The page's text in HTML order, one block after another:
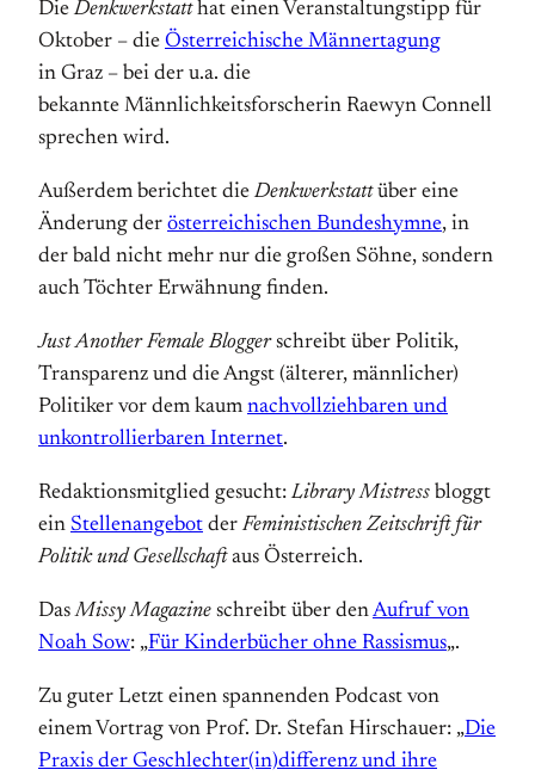
Die Denkwerkstatthat einen Veranstaltungstipp für
Oktober – die Österreichische Männertagung
in Graz – bei der u.a. die
bekannte Männlichkeitsforscherin Raewyn Connell
sprechen wird.
Außerdem berichtet die Denkwerkstattüber eine
Änderung der österreichischen Bundeshymne, in
der bald nicht mehr nur die großen Söhne, sondern
auch Töchter Erwähnung finden.
Just Another Female Bloggerschreibt über Politik,
Transparenz und die Angst (älterer, männlicher)
Politiker vor dem kaum nachvollziehbaren und
unkontrollierbaren Internet.
Redaktionsmitglied gesucht: Library Mistress bloggt
ein Stellenangebot der Feministischen Zeitschrift für
Politik und Gesellschaftaus Österreich.
DasMissy Magazine schreibt über denAufruf von
Noah Sow: „Für Kinderbücher ohne Rassismus„.
Zu guter Letzt einen spannenden Podcast von
einem Vortrag von Prof. Dr. Stefan Hirschauer: „Die
Praxis der Geschlechter(in)differenz und ihre